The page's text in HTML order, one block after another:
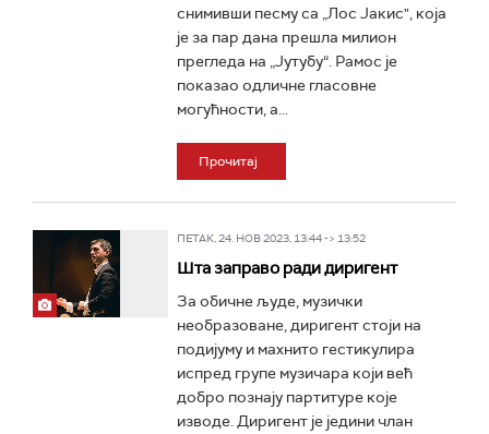
снимивши песму са „Лос Јакис", која
је за пар дана прешла милион
прегледа на „Јутубу“. Рамос је
показао одличне гласовне
могућности, а...
Прочитај
ПЕТАК, 24. НОВ 2023, 13:44 -> 13:52
Шта заправо ради диригент
За обичне људе, музички
необразоване, диригент стоји на
подијуму и махнито гестикулира
испред групе музичара који већ
добро познају партитуре које
изводе. Диригент је једини члан